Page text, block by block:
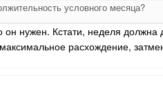
условного месяца?
он нужен. Кстати, неделя
расхождение,